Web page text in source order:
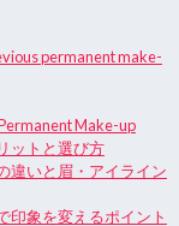
permanent make-
Make-up
ットと選び方
違いと眉・アイライン
印象を変えるポイント